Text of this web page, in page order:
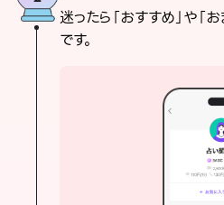
迷ったら「おすすめ」や「
です。